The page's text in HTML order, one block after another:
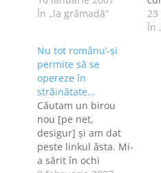
probabil scris de
un "bileţel" scris pe
hârtie igienică a
apărut aici. Apoi, l-
au preluat lumile.
Resursa de Fun l-a
dat "în premieră",
le-am dat mail, i-am
atenţionat, au…
În „la grămadă”
23
În
Nu tot românu’-şi
permite să se
opereze în
străinătate…
Căutam un birou
nou [pe net,
desigur] şi am dat
peste linkul ăsta. Mi-
a sărit în ochi